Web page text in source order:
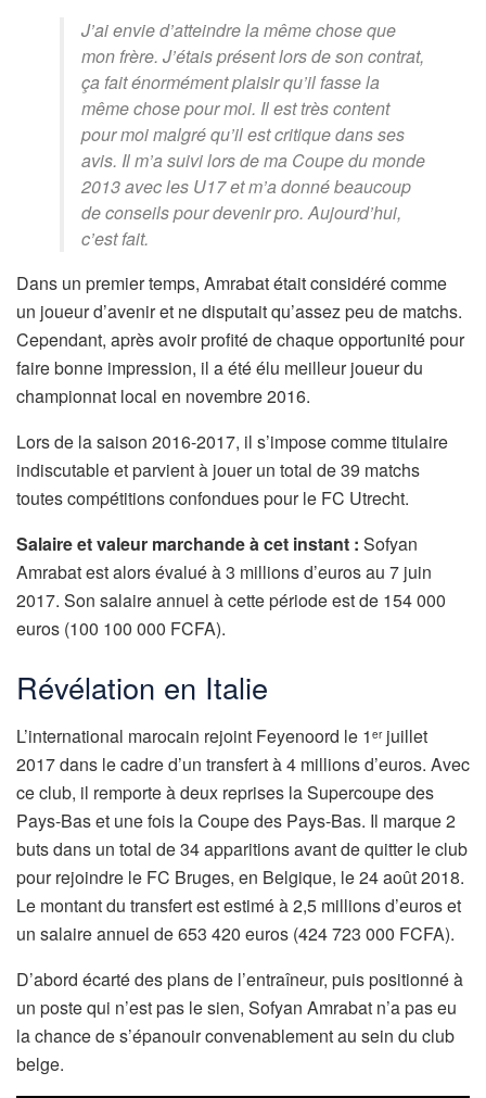
J’ai envie d’atteindre la même chose que
mon frère. J’étais présent lors de son contrat,
ça fait énormément plaisir qu’il fasse la
même chose pour moi. Il est très content
pour moi malgré qu’il est critique dans ses
avis. Il m’a suivi lors de ma Coupe du monde
2013 avec les U17 et m’a donné beaucoup
de conseils pour devenir pro. Aujourd’hui,
c’est fait.
Dans un premier temps, Amrabat était considéré comme
un joueur d’avenir et ne disputait qu’assez peu de matchs.
Cependant, après avoir profité de chaque opportunité pour
faire bonne impression, il a été élu meilleur joueur du
championnat local en novembre 2016.
Lors de la saison 2016-2017, il s’impose comme titulaire
indiscutable et parvient à jouer un total de 39 matchs
toutes compétitions confondues pour le FC Utrecht.
Salaire et valeur marchande à cet instant : Sofyan
Amrabat est alors évalué à 3 millions d’euros au 7 juin
2017. Son salaire annuel à cette période est de 154 000
euros (100 100 000 FCFA).
Révélation en Italie
L’international marocain rejoint Feyenoord le 1 erjuillet
2017 dans le cadre d’un transfert à 4 millions d’euros. Avec
ce club, il remporte à deux reprises la Supercoupe des
Pays-Bas et une fois la Coupe des Pays-Bas. Il marque 2
buts dans un total de 34 apparitions avant de quitter le club
pour rejoindre le FC Bruges, en Belgique, le 24 août 2018.
Le montant du transfert est estimé à 2,5 millions d’euros et
un salaire annuel de 653 420 euros (424 723 000 FCFA).
D’abord écarté des plans de l’entraîneur, puis positionné à
un poste qui n’est pas le sien, Sofyan Amrabat n’a pas eu
la chance de s’épanouir convenablement au sein du club
belge.